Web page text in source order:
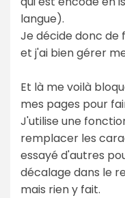
langue).
Je décide donc de
et j'ai bien gérer
Et là me voilà
mes pages pour
J'utilise une
remplacer les
essayé d'autres
décalage dans le
mais rien y fait.